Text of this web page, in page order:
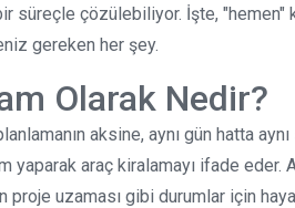
süreçle çözülebiliyor. İşte, "hemen"
gereken her şey.
Olarak Nedir?
aksine, aynı gün hatta
araç kiralamayı ifade eder.
proje uzaması gibi durumlar için